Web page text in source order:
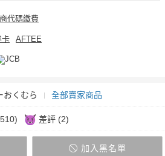
代碼繳費
卡 AFTEE
おくむら 全部賣家商品
差評 (2)
加入黑名單